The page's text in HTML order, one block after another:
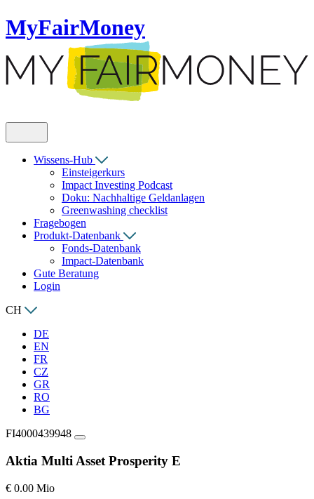
MyFairMoney
Wissens-Hub
Einsteigerkurs
Impact Investing Podcast
Doku: Nachhaltige Geldanlagen
Greenwashing checklist
Fragebogen
Produkt-Datenbank
Fonds-Datenbank
Impact-Datenbank
Gute Beratung
Login
CH
DE
EN
FR
CZ
GR
RO
BG
FI4000439948
Aktia Multi Asset Prosperity E
€ 0.00 Mio